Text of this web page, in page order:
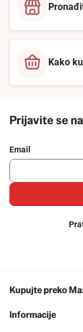
Kako
Prijavite se
Email
Kupujte preko
Informacije